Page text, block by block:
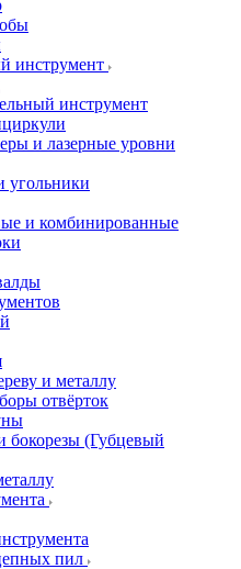
инструмент
инструмент
и лазерные уровни
угольники
и комбинированные
и металлу
отвёрток
бокорезы (Губцевый
пил